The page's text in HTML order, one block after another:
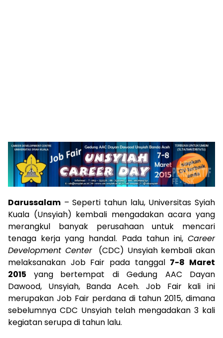
Darussalam – Seperti tahun lalu, Universitas Syiah
Kuala (Unsyiah) kembali mengadakan acara yang
merangkul banyak perusahaan untuk mencari
tenaga kerja yang handal. Pada tahun ini, Career
Development Center(CDC) Unsyiah kembali akan
melaksanakan Job Fair pada tanggal 7-8 Maret
2015 yang
bertempat di Gedung AAC Dayan
Dawood, Unsyiah, Banda Aceh. Job Fair kali ini
merupakan Job Fair perdana di tahun 2015, dimana
sebelumnya CDC Unsyiah telah mengadakan 3 kali
kegiatan serupa di tahun lalu.